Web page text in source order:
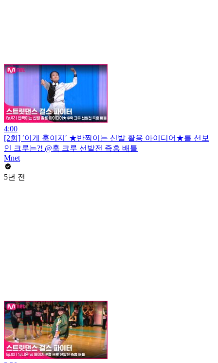
4:00
[2회] ′이게 훅이지′ ★반짝이는 신발 활용 아이디어★를 선보
인 크루는?! @훅 크루 선발전 즉흥 배틀
Mnet
5년 전